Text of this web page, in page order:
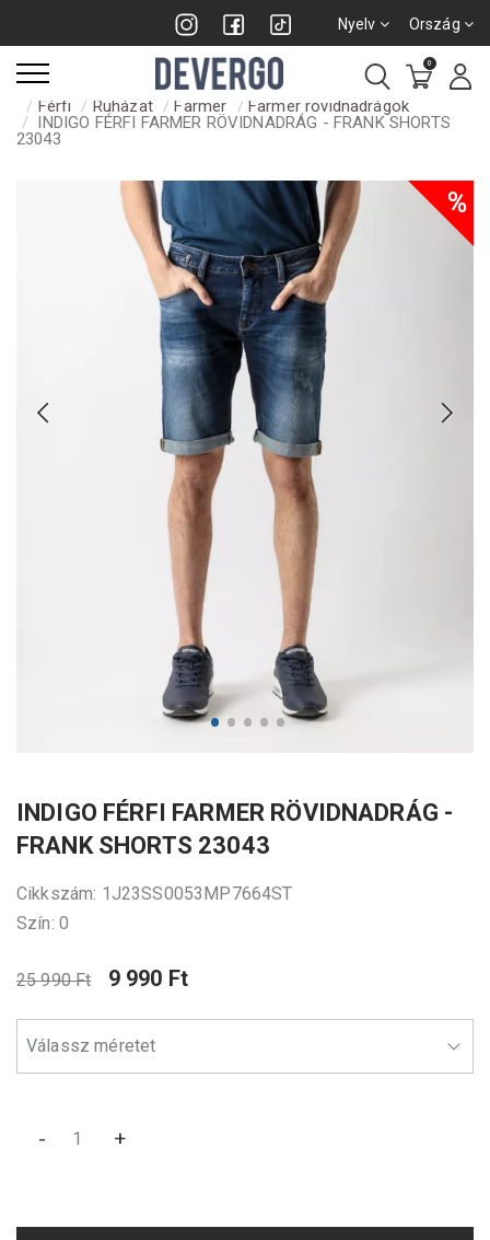
Nyelv Ország
0
Férfi Ruházat Farmer
Farmer rövidnadrágok
INDIGO FÉRFI FARMER RÖVIDNADRÁG - FRANK SHORTS
23043
%
INDIGO FÉRFI FARMER RÖVIDNADRÁG -
FRANK SHORTS 23043
Cikkszám: 1J23SS0053MP7664ST
Szín: 0
25 990 Ft 9 990 Ft
- +